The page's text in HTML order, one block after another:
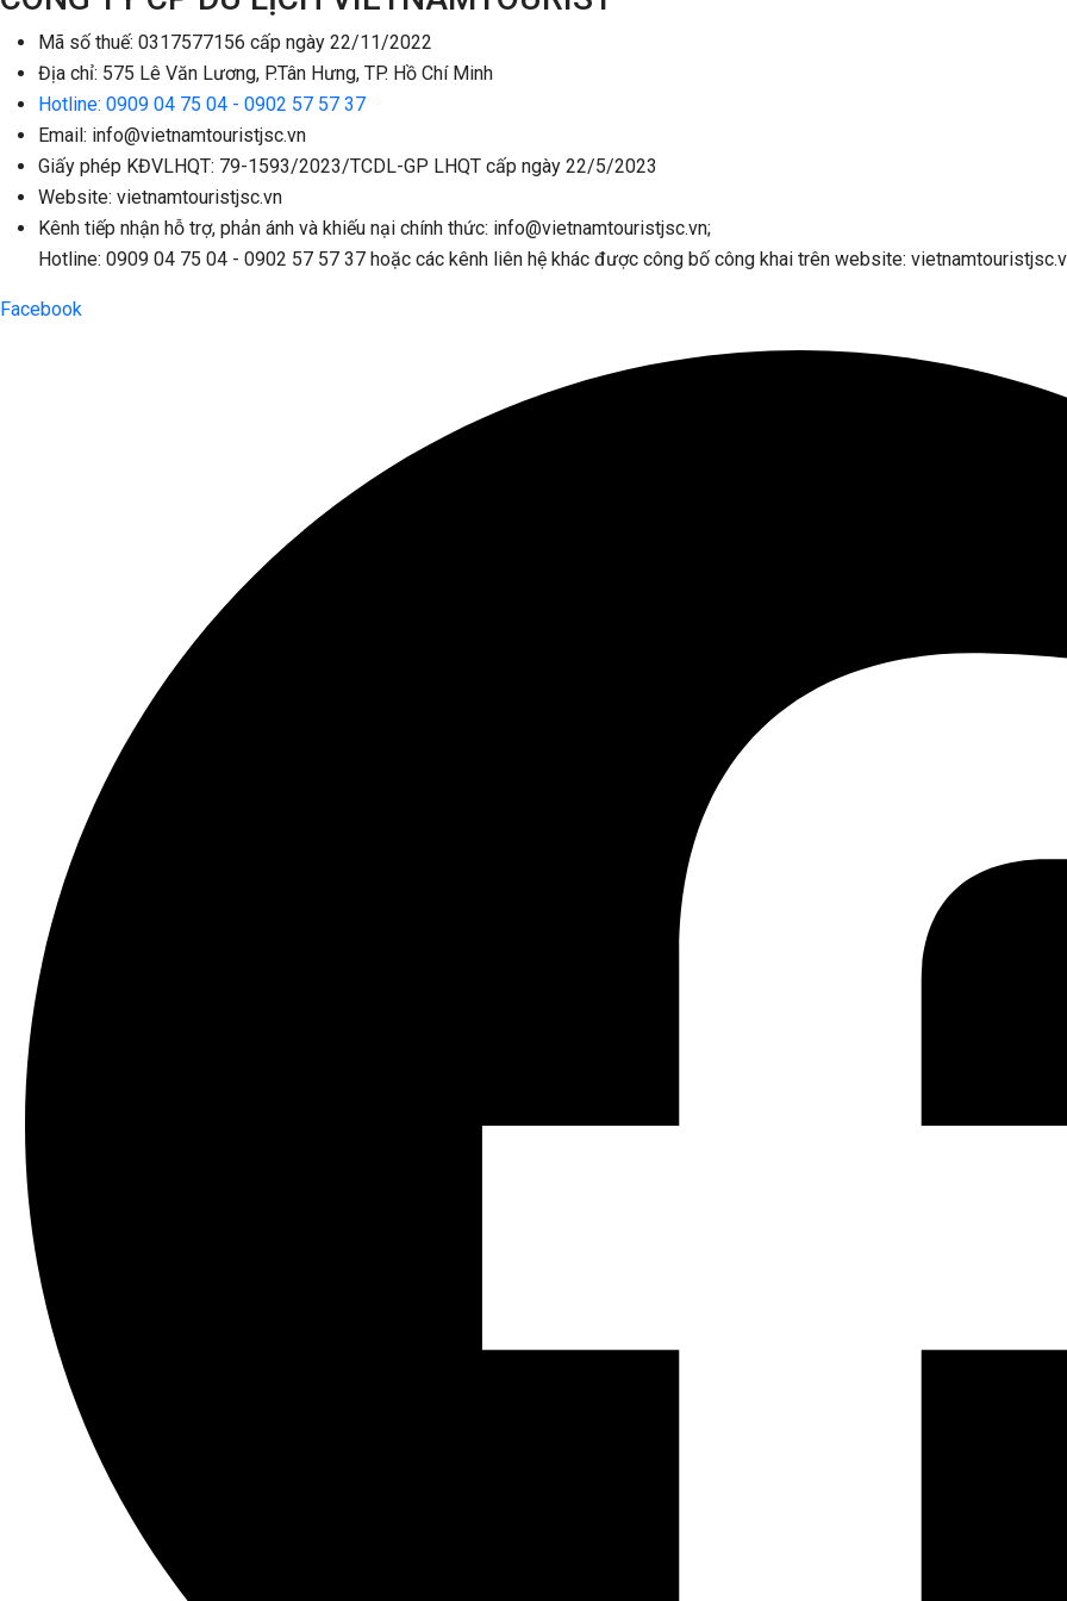
Mã số thuế: 0317577156 cấp ngày 22/11/2022
Địa chỉ: 575 Lê Văn Lương, P.Tân Hưng, TP. Hồ Chí Minh
Hotline: 0909 04 75 04 - 0902 57 57 37
Email: info@vietnamtouristjsc.vn
Giấy phép KĐVLHQT: 79-1593/2023/TCDL-GP LHQT cấp ngày 22/5/2023
Website: vietnamtouristjsc.vn
Kênh tiếp nhận hỗ trợ, phản ánh và khiếu nại chính thức: info@vietnamtouristjsc.vn;
Hotline: 0909 04 75 04 - 0902 57 57 37 hoặc các kênh liên hệ khác được công bố công khai trên website:
Facebook